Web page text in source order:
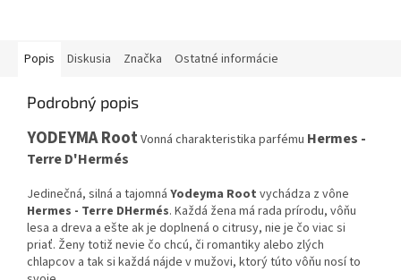
Popis Diskusia Značka Ostatné informácie
Podrobný popis
YODEYMARootVonná charakteristika parfému Hermes -
TerreD'Hermés
Jedinečná, silná a tajomná Yodeyma Root vychádza z vône
Hermes - Terre DHermés. Každá žena má rada prírodu, vôňu
lesa a dreva a ešte ak je doplnená o citrusy, nie je čo viac si
priať. Ženy totiž nevie čo chcú, či romantiky alebo zlých
chlapcov a tak si každá nájde v mužovi, ktorý túto vôňu nosí to